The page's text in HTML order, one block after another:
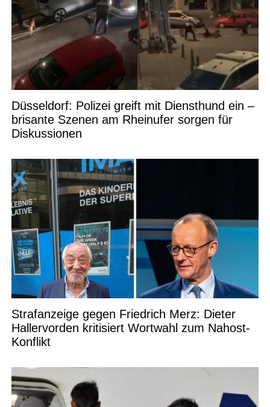
Düsseldorf: Polizei greift mit Diensthund ein –
brisante Szenen am Rheinufer sorgen für
Diskussionen
Strafanzeige gegen Friedrich Merz: Dieter
Hallervorden kritisiert Wortwahl zum Nahost-
Konflikt